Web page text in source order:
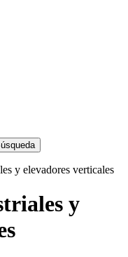
y elevadores verticales
y